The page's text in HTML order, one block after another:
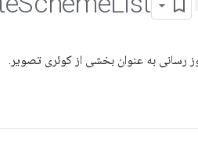
رسانی به عنوان بخشی از کوئری تصویر.